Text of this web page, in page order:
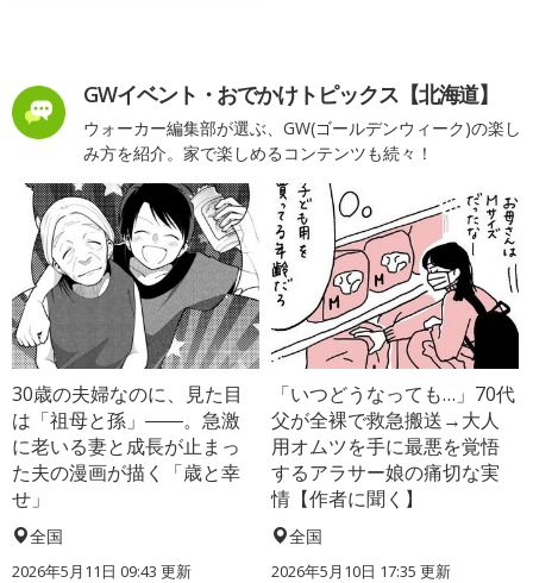
GWイベント・おでかけトピックス【北海道】
ウォーカー編集部が選ぶ、GW(ゴールデンウィーク)の楽し
み方を紹介。家で楽しめるコンテンツも続々！
30歳の夫婦なのに、見た目
は「祖母と孫」――。急激
に老いる妻と成長が止まっ
た夫の漫画が描く「歳と幸
せ」
全国
2026年5月11日 09:43 更新
「いつどうなっても…」70代
父が全裸で救急搬送→大人
用オムツを手に最悪を覚悟
するアラサー娘の痛切な実
情【作者に聞く】
全国
2026年5月10日 17:35 更新